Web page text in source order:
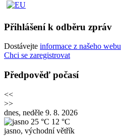
Přihlášení k odběru zpráv
Dostávejte informace z našeho webu
Chci se zaregistrovat
Předpověď počasí
<<
>>
dnes, neděle 9. 8. 2026
25 °C 12 °C
jasno, východní větřík